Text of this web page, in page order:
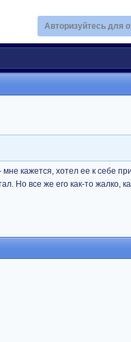
Авторизуйтесь для
кажется, хотел ее к себе
Но все же его как-то жалко,